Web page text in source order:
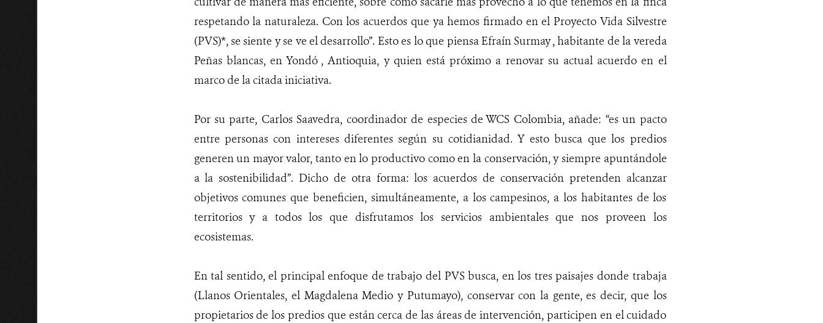
respetando la naturaleza. Con los acuerdos que ya hemos firmado en el Proyecto Vida Silvestre
(PVS)*, se siente y se ve el desarrollo”. Esto es lo que piensa Efraín Surmay , habitante de la vereda
Peñas blancas, en Yondó , Antioquia, y quien está próximo a renovar su actual acuerdo en el
marco de la citada iniciativa.
Por su parte, Carlos Saavedra, coordinador de especies de WCS Colombia, añade: “es un pacto
entre personas con intereses diferentes según su cotidianidad. Y esto busca que los predios
generen un mayor valor, tanto en lo productivo como en la conservación, y siempre apuntándole
a la sostenibilidad”. Dicho de otra forma: los acuerdos de conservación pretenden alcanzar
objetivos comunes que beneficien, simultáneamente, a los campesinos, a los habitantes de los
territorios y a todos los que disfrutamos los servicios ambientales que nos proveen los
ecosistemas.
En tal sentido, el principal enfoque de trabajo del PVS busca, en los tres paisajes donde trabaja
(Llanos Orientales, el Magdalena Medio y Putumayo), conservar con la gente, es decir, que los
propietarios de los predios que están cerca de las áreas de intervención, participen en el cuidado